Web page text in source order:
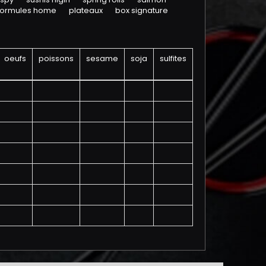
home plateaux
box signature
oeufs poissons sesame soja sulfites